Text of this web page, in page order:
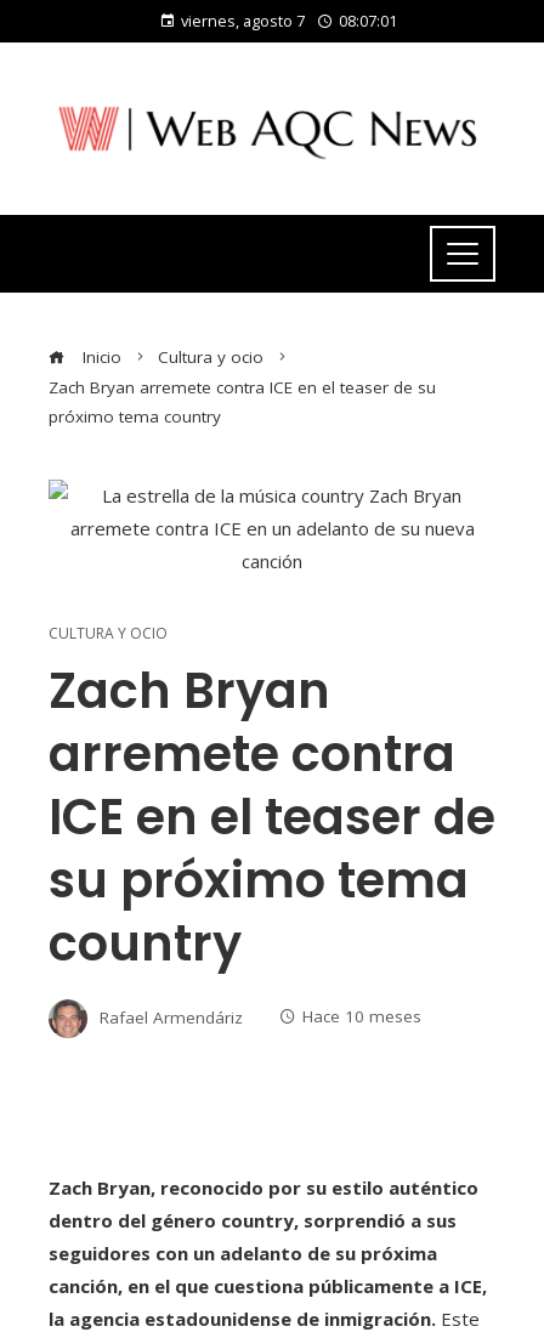
viernes, agosto 7 08:07:02
Inicio
Cultura y ocio
Zach Bryan arremete contra ICE en el teaser de su
próximo tema country
CULTURA Y OCIO
Zach Bryan
arremete contra
ICE en el teaser de
su próximo tema
country
Rafael Armendáriz Hace 10 meses
Zach Bryan, reconocido por su estilo auténtico
dentro del género country, sorprendió a sus
seguidores con un adelanto de su próxima
canción, en el que cuestiona públicamente a ICE,
la agencia estadounidense de inmigración. Este